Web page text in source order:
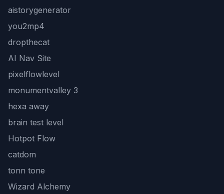
aistorygenerator
you2mp4
dropthecat
AI Nav Site
pixelflowlevel
monumentvalley 3
hexa away
brain test level
Hotpot Flow
catdom
tonn tone
Wizard Alchemy